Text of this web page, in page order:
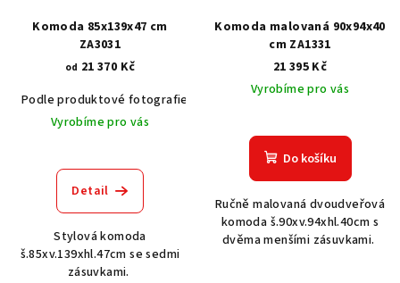
Komoda 85x139x47 cm
ZA3031
od 21 370 Kč
Podle produktové fotografie
Akát vintage BT1551
Vyrobíme pro vás
Detail
Stylová komoda
š.85xv.139xhl.47cm se sedmi
zásuvkami.
Komoda malovaná 90x94x40
cm ZA1331
21 395 Kč
Vyrobíme pro vás
Do košíku
Ručně malovaná dvoudveřová
komoda š.90xv.94xhl.40cm s
dvěma menšími zásuvkami.